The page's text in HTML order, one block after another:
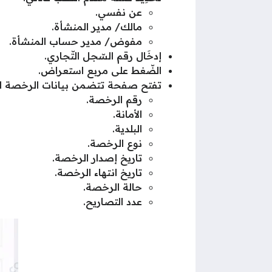
عن نفسي.
مالك/ مدير المنشأة.
مفوض/ مدير حساب المنشأة.
إدخَال رقم السّجل التّجاري.
الضّغط على مربع استعراض.
تفتح صفحة تتضمن بيانات الرخصة
رقم الرخصة.
الأمانة.
البلدية.
نوع الرخصة.
تاريخ إصدار الرخصة.
تاريخ انتهاء الرخصة.
حالة الرخصة.
عدد التصاريح.